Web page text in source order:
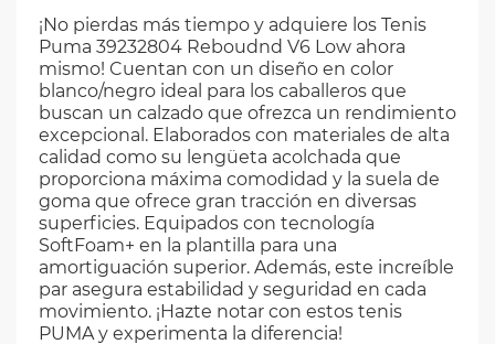
¡No pierdas más tiempo y adquiere los Tenis
Puma 39232804 Reboudnd V6 Low ahora
mismo! Cuentan con un diseño en color
blanco/negro ideal para los caballeros que
buscan un calzado que ofrezca un rendimiento
excepcional. Elaborados con materiales de alta
calidad como su lengüeta acolchada que
proporciona máxima comodidad y la suela de
goma que ofrece gran tracción en diversas
superficies. Equipados con tecnología
SoftFoam+ en la plantilla para una
amortiguación superior. Además, este increíble
par asegura estabilidad y seguridad en cada
movimiento. ¡Hazte notar con estos tenis
PUMA y experimenta la diferencia!